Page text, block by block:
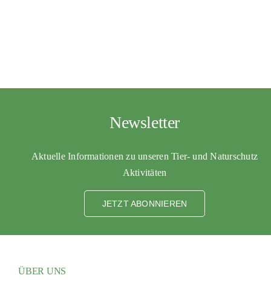
Newsletter
Aktuelle Informationen zu unseren Tier- und Naturschutz
Aktivitäten
JETZT ABONNIEREN
ÜBER UNS